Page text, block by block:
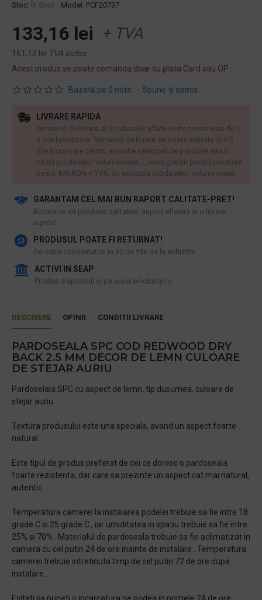
Stoc: În Stoc Model: PCF20737
Bazată pe 0 note. - Spune-ţi opinia
133,16 lei + TVA
161,12 lei TVA inclus
Acest produs se poate comanda doar cu plata Card sau OP
GARANTAM CEL MAI BUN RAPORT CALITATE-PRET!
​Bucura-te de produse calitative, suport eficient si o livrare
rapida!
PRODUSUL POATE FI RETURNAT!
De catre consumatori in 30 de zile de la achizitie
ACTIVI IN SEAP
Produs disponibil si pe www.e-licitatie.ro
LIVRARE RAPIDA
Termenul de livrare al produselor aflate in stoc este este de 1-
3 zile lucratoare. Termenul de livrare se poate extinde la 4-5
zile lucratoare pentru anumite categorii de produse sau in
cazul produselor voluminoase. Livram gratuit pentru produse
peste 490 RON + TVA, cu exceptia produselor voluminoase.
DESCRIERE OPINII CONDITII LIVRARE
PARDOSEALA SPC COD REDWOOD DRY
BACK 2.5 MM DECOR DE LEMN CULOARE
DE STEJAR AURIU
Pardoselala SPC cu aspect de lemn, tip dusumea, culoare de
stejar auriu.
Textura produsului este una speciala, avand un aspect foarte
natural.
Este tipul de produs preferat de cei ce doresc o pardoseala
foarte rezistenta, dar care sa prezinte un aspect cat mai natural,
autentic.
Temperatura camerei la instalarea podelei trebuie sa fie intre 18
grade C si 25 grade C , iar umiditatea in spatiu trebuie sa fie intre
25% si 70% . Materialul de pardoseala trebuie sa fie aclimatizat in
camera cu cel putin 24 de ore inainte de instalare . Temperatura
camerei trebuie intretinuta timp de cel putin 72 de ore dupa
instalare .